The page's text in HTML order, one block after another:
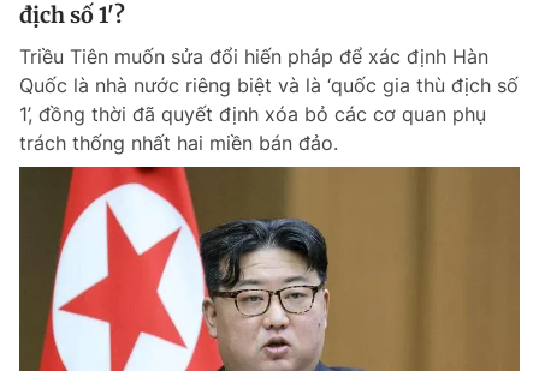
địch số 1'?
Triều Tiên muốn sửa đổi hiến pháp để xác định Hàn
Quốc là nhà nước riêng biệt và là ‘quốc gia thù địch số
1’, đồng thời đã quyết định xóa bỏ các cơ quan phụ
trách thống nhất hai miền bán đảo.